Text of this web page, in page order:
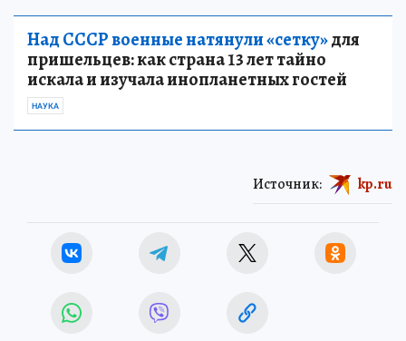
Над СССР военные натянули «сетку»для
пришельцев: как страна 13 лет тайно
искала и изучала инопланетных гостей
НАУКА
Источник: kp.ru